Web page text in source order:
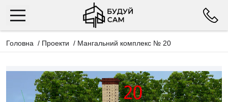
Головна / Проекти / Мангальний комплекс № 20